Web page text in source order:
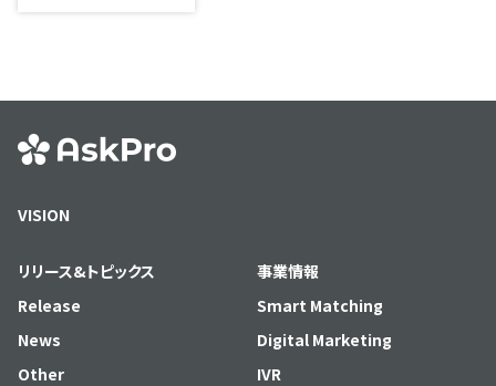
VISION
リリース&トピックス
Release
News
Other
事業情報
Smart Matching
Digital Marketing
IVR